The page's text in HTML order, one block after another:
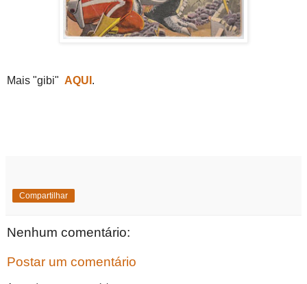
Mais "gibi" AQUI .
Compartilhar
Nenhum comentário:
Postar um comentário